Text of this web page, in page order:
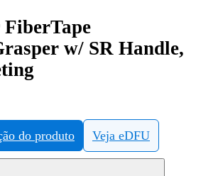
w/ SR Handle,
do produto Veja eDFU